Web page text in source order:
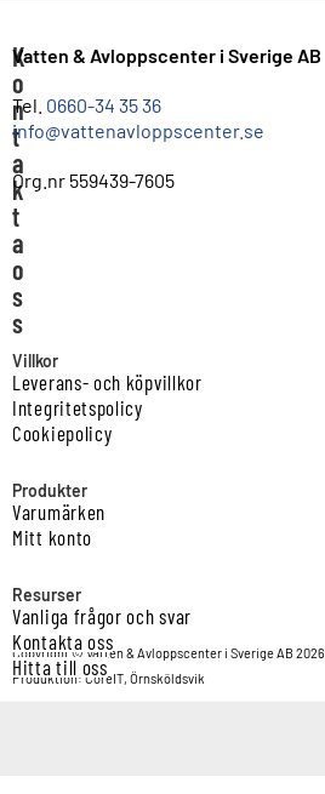
K
o
n
t
a
k
t
a
o
s
s
Vatten & Avloppscenter i Sverige AB
Tel. 0660-34 35 36
info@vattenavloppscenter.se
Org.nr 559439-7605
Villkor
Leverans- och köpvillkor
Integritetspolicy
Cookiepolicy
Produkter
Varumärken
Mitt konto
Resurser
Vanliga frågor och svar
Kontakta oss
Hitta till oss
Copyright © Vatten & Avloppscenter i Sverige AB 2026.
Produktion: CoreIT, Örnsköldsvik